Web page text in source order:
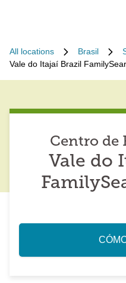
All locations Brasil
Vale do Itajaí Brazil
Centro de
Vale do